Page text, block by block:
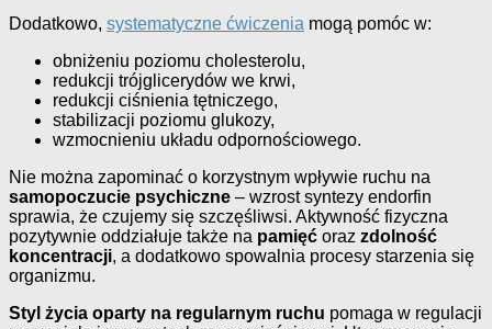
Dodatkowo, systematyczne ćwiczenia mogą pomóc w:
obniżeniu poziomu cholesterolu,
redukcji trójglicerydów we krwi,
redukcji ciśnienia tętniczego,
stabilizacji poziomu glukozy,
wzmocnieniu układu odpornościowego.
Nie można zapominać o korzystnym wpływie ruchu na
samopoczucie psychiczne – wzrost syntezy endorfin
sprawia, że czujemy się szczęśliwsi. Aktywność fizyczna
pozytywnie oddziałuje także na pamięć oraz zdolność
koncentracji, a dodatkowo spowalnia procesy starzenia się
organizmu.
Styl życia oparty na regularnym ruchu pomaga w regulacji